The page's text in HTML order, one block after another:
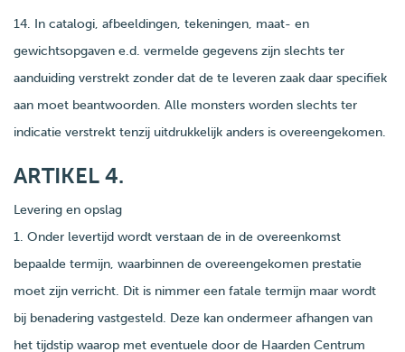
14. In catalogi, afbeeldingen, tekeningen, maat- en
gewichtsopgaven e.d. vermelde gegevens zijn slechts ter
aanduiding verstrekt zonder dat de te leveren zaak daar specifiek
aan moet beantwoorden. Alle monsters worden slechts ter
indicatie verstrekt tenzij uitdrukkelijk anders is overeengekomen.
ARTIKEL 4.
Levering en opslag
1. Onder levertijd wordt verstaan de in de overeenkomst
bepaalde termijn, waarbinnen de overeengekomen prestatie
moet zijn verricht. Dit is nimmer een fatale termijn maar wordt
bij benadering vastgesteld. Deze kan ondermeer afhangen van
het tijdstip waarop met eventuele door de Haarden Centrum